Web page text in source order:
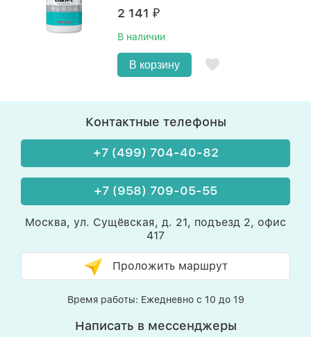
2 141₽
В наличии
В корзину
Контактные телефоны
+7 (499) 704-40-82
+7 (958) 709-05-55
Москва, ул. Сущёвская, д. 21, подъезд 2, офис
417
Проложить маршрут
Время работы: Ежедневно с 10 до 19
Написать в мессенджеры